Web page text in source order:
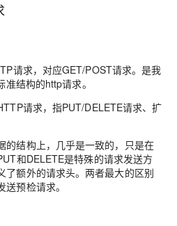
请求，对应GET/POST请求。是我
结构的http请求。
请求，指PUT/DELETE请求、扩
的结构上，几乎是一致的，只是在
和DELETE是特殊的请求发送方
了额外的请求头。两者最大的区别
预检请求。